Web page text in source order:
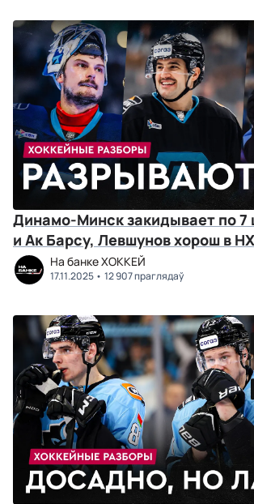
Динамо-Минск закидывает по 7
и Ак Барсу, Левшунов хорош в
На банке ХОККЕЙ
17.11.2025 12 907 праглядаў